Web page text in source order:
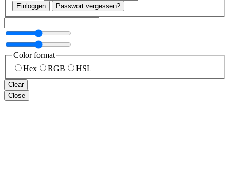
Einloggen Passwort vergessen?
Color format
Hex
RGB HSL
Clear
Close